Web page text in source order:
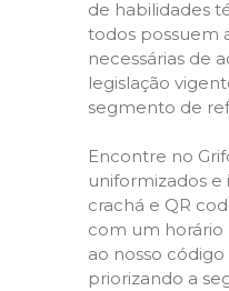
de habilidades
todos possuem
necessárias de
legislação
segmento de
Encontre no
uniformizados
crachá e QR
com um
ao nosso
priorizando a